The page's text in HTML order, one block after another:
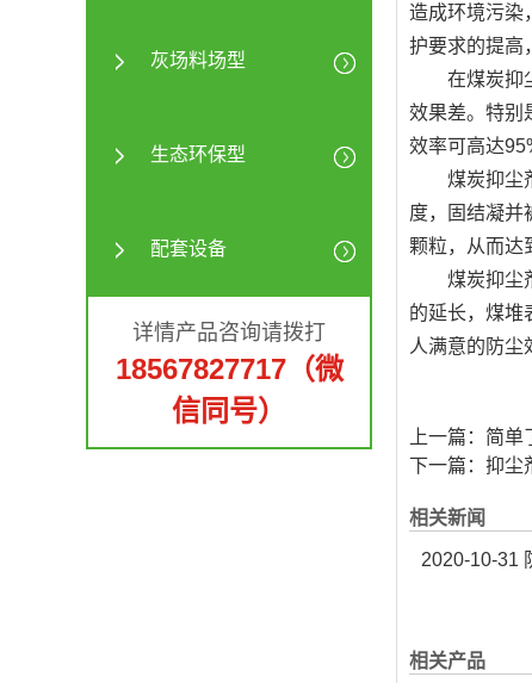
灰场料场型
生态环保型
配套设备
详情产品咨询请拨打
18567827717（微
信同号）
造成环境污染
护要求的提高
在煤炭抑尘
效果差。特别
效率可高达
煤炭抑尘剂
度，固结凝并
颗粒，从而达
煤炭抑尘剂
的延长，煤堆
人满意的防尘
上一篇： 简单
下一篇： 抑尘
相关新闻
2020-10-31
相关产品